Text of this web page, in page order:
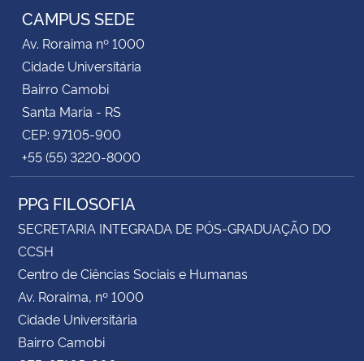
CAMPUS SEDE
Av. Roraima nº 1000
Cidade Universitária
Bairro Camobi
Santa Maria - RS
CEP: 97105-900
+55 (55) 3220-8000
PPG FILOSOFIA
SECRETARIA INTEGRADA DE PÓS-GRADUAÇÃO DO
CCSH
Centro de Ciências Sociais e Humanas
Av. Roraima, nº 1000
Cidade Universitária
Bairro Camobi